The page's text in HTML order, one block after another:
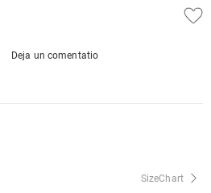
Deja un comentatio
SizeChart